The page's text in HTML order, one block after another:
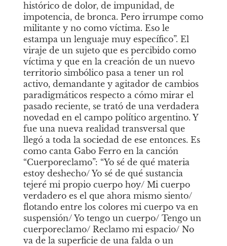
histórico de dolor, de impunidad, de
impotencia, de bronca. Pero irrumpe como
militante y no como víctima. Eso le
estampa un lenguaje muy específico”. El
viraje de un sujeto que es percibido como
víctima y que en la creación de un nuevo
territorio simbólico pasa a tener un rol
activo, demandante y agitador de cambios
paradigmáticos respecto a cómo mirar el
pasado reciente, se trató de una verdadera
novedad en el campo político argentino. Y
fue una nueva realidad transversal que
llegó a toda la sociedad de ese entonces. Es
como canta Gabo Ferro en la canción
“Cuerporeclamo”: “Yo sé de qué materia
estoy deshecho/ Yo sé de qué sustancia
tejeré mi propio cuerpo hoy/ Mi cuerpo
verdadero es el que ahora mismo siento/
flotando entre los colores mi cuerpo va en
suspensión/ Yo tengo un cuerpo/ Tengo un
cuerporeclamo/ Reclamo mi espacio/ No
va de la superficie de una falda o un